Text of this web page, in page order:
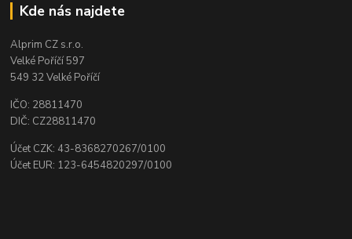
Kde nás najdete
Alprim CZ s.r.o.
Velké Poříčí 597
549 32 Velké Poříčí
IČO: 28811470
DIČ: CZ28811470
Účet CZK: 43-8368270267/0100
Účet EUR: 123-6454820297/0100